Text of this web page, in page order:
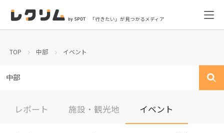
「行きたい」が見つかるメディア
TOP 中部 イベント
中部
レポート 施設・観光地 イベント